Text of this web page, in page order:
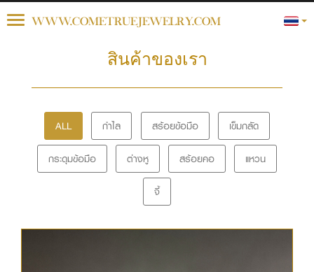
ToggleWWW.COMETRUEJEWELRY.COM
สินค้าของเรา
ALL กำไล สร้อยข้อมือ เข็มกลัด
กระดุมข้อมือ ต่างหู สร้อยคอ แหวน
จี้